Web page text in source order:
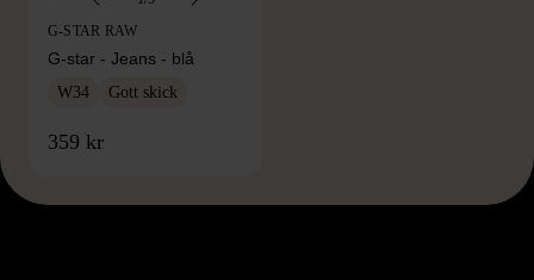
G-STAR RAW
G-star - Jeans - blå
W34 Gott skick
359 kr